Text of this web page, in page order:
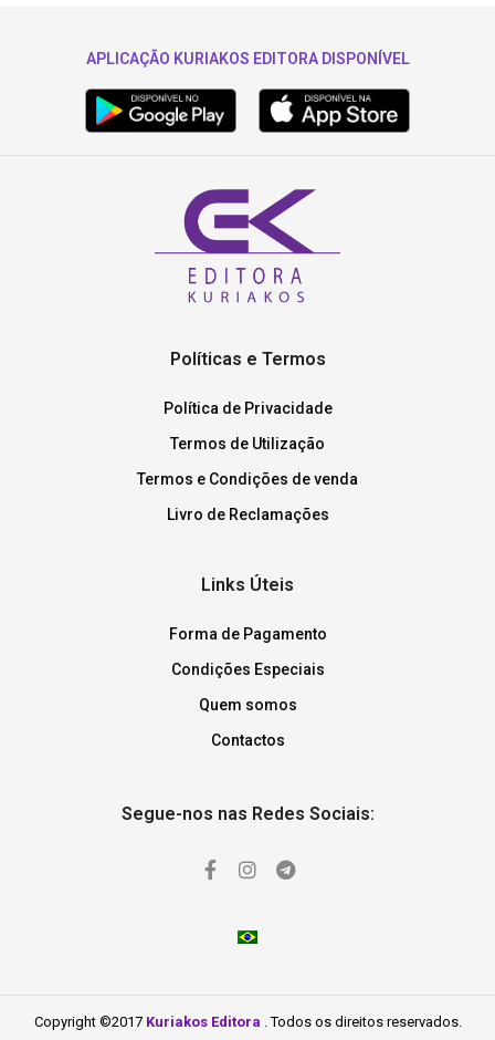
APLICAÇÃO KURIAKOS EDITORA DISPONÍVEL
Políticas e Termos
Política de Privacidade
Termos de Utilização
Termos e Condições de venda
Livro de Reclamações
Links Úteis
Forma de Pagamento
Condições Especiais
Quem somos
Contactos
Segue-nos nas Redes Sociais:
Copyright ©2017 Kuriakos Editora . Todos os direitos reservados.